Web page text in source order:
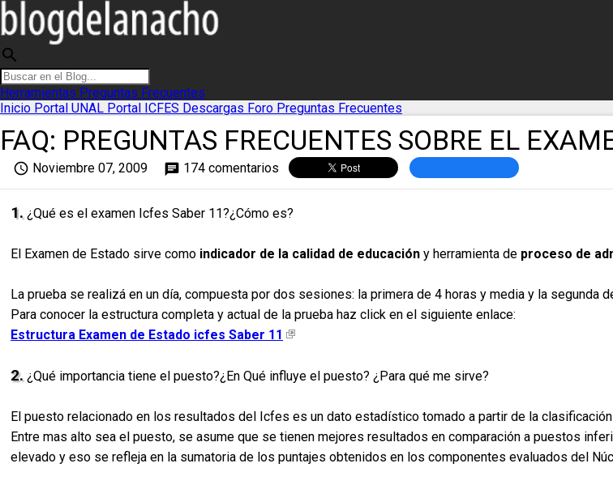
search
Herramientas Preguntas Frecuentes
Inicio Portal UNAL Portal ICFES Descargas Foro Preguntas Frecuentes
FAQ: PREGUNTAS FRECUENTES SOBRE EL
access_time Noviembre 07, 2009 chat 174 comentarios
1.¿Qué es el examen Icfes Saber 11?¿Cómo es?
El Examen de Estado sirve como indicador de la calidad de educación y herramienta de proceso de
La prueba se realizá en un día, compuesta por dos sesiones: la primera de 4 horas y media y la segunda
Para conocer la estructura completa y actual de la prueba haz click en el siguiente enlace:
Estructura Examen de Estado icfes Saber 11
2.¿Qué importancia tiene el puesto?¿En Qué influye el puesto? ¿Para qué me sirve?
El puesto relacionado en los resultados del Icfes es un dato estadístico tomado a partir de la
Entre mas alto sea el puesto, se asume que se tienen mejores resultados en comparación a puestos
elevado y eso se refleja en la sumatoria de los puntajes obtenidos en los componentes evaluados del